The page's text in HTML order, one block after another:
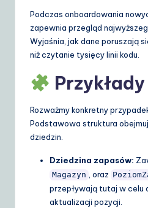
Podczas onboardowania
zapewnia przegląd
Wyjaśnia, jak dane poruszają
niż czytanie tysięcy linii kodu.
Rozważmy konkretny
Podstawowa struktura
dziedzin.
Dziedzina zapasów:
Magazyn , oraz
przepływają tutaj w celu
aktualizacji pozycji.